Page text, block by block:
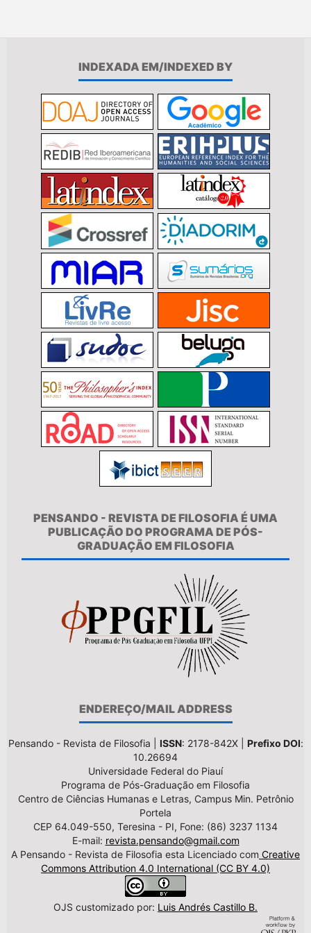
INDEXADA EM/INDEXED BY
PENSANDO - REVISTA DE FILOSOFIA É UMA
PUBLICAÇÃO DO PROGRAMA DE PÓS-
GRADUAÇÃO EM FILOSOFIA
ENDEREÇO/MAIL ADDRESS
Pensando - Revista de Filosofia | ISSN: 2178-842X | Prefixo DOI:
10.26694
Universidade Federal do Piauí
Programa de Pós-Graduação em Filosofia
Centro de Ciências Humanas e Letras, Campus Min. Petrônio
Portela
CEP 64.049-550, Teresina - PI, Fone: (86) 3237 1134
E-mail: revista.pensando@gmail.com
A Pensando - Revista de Filosofia esta Licenciado com Creative
Commons Attribution 4.0 International (CC BY 4.0)
OJS customizado por: Luis Andrés Castillo B.